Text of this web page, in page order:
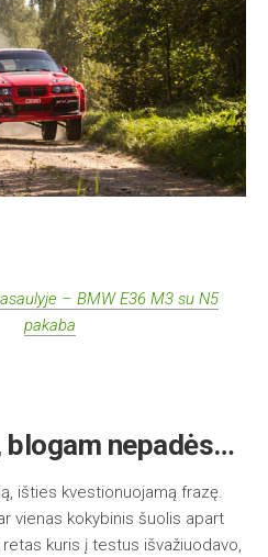
– BMW E36 M3 su N5
pakaba
blogam nepadės…
išties kvestionuojamą frazę.
vienas kokybinis šuolis apart
kuris į testus išvažiuodavo,